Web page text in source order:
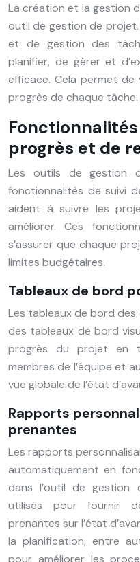
La création et la gestion
outil de gestion de
et de gestion des
planifier, de gérer et
efficace. Cela permet
progrès de chaque tâche.
progrès et de
Les outils de gestion
fonctionnalités de suivi
aident à suivre les
améliorer. Ces
s’assurer que chaque
limites budgétaires.
Tableaux de bord
Les tableaux de bord
des tableaux de bord
progrès du projet en
membres de l’équipe et
vue globale de l’état
Rapports
prenantes
Les rapports
automatiquement en
dans l’outil de
utilisés pour fournir
prenantes sur l’état
la planification, entre
pour améliorer les